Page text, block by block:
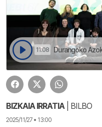
11:08 Durangoko Azokak antolatzen
BIZKAIA IRRATIA| BILBO
2025/11/27 • 13:00